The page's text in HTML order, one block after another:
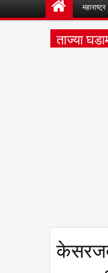
महाराष्ट्र
ताज्या
परीक्षांतील टक्केवारी